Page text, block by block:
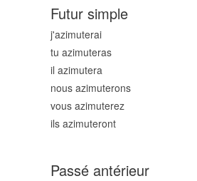
Futur simple
j'azimuterai
tu azimuteras
il azimutera
nous azimuterons
vous azimuterez
ils azimuteront
Passé antérieur